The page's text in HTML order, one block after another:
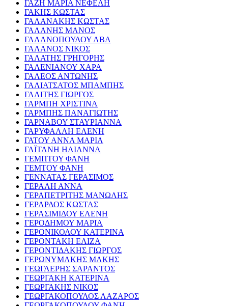
ΓΑΖΗ ΜΑΡΙΑ ΝΕΦΕΛΗ
ΓΑΚΗΣ ΚΩΣΤΑΣ
ΓΑΛΑΝΑΚΗΣ ΚΩΣΤΑΣ
ΓΑΛΑΝΗΣ ΜΑΝΟΣ
ΓΑΛΑΝΟΠΟΥΛΟΥ ΑΒΑ
ΓΑΛΑΝΟΣ ΝΙΚΟΣ
ΓΑΛΑΤΗΣ ΓΡΗΓΟΡΗΣ
ΓΑΛΕΝΙΑΝΟΥ ΧΑΡΑ
ΓΑΛΕΟΣ ΑΝΤΩΝΗΣ
ΓΑΛΙΑΤΣΑΤΟΣ ΜΠΑΜΠΗΣ
ΓΑΛΙΤΗΣ ΓΙΩΡΓΟΣ
ΓΑΡΜΠΗ ΧΡΙΣΤΙΝΑ
ΓΑΡΜΠΗΣ ΠΑΝΑΓΙΩΤΗΣ
ΓΑΡΝΑΒΟΥ ΣΤΑΥΡΙΑΝΝΑ
ΓΑΡΥΦΑΛΛΗ ΕΛΕΝΗ
ΓΑΤΟΥ ΑΝΝΑ ΜΑΡΙΑ
ΓΑΪΤΑΝΗ ΗΛΙΑΝΝΑ
ΓΕΜΠΤΟΥ ΦΑΝΗ
ΓΕΜΤΟΥ ΦΑΝΗ
ΓΕΝΝΑΤΑΣ ΓΕΡΑΣΙΜΟΣ
ΓΕΡΑΛΗ ΑΝΝΑ
ΓΕΡΑΠΕΤΡΙΤΗΣ ΜΑΝΩΛΗΣ
ΓΕΡΑΡΔΟΣ ΚΩΣΤΑΣ
ΓΕΡΑΣΙΜΙΔΟΥ ΕΛΕΝΗ
ΓΕΡΟΔΗΜΟΥ ΜΑΡΙΑ
ΓΕΡΟΝΙΚΟΛΟΥ ΚΑΤΕΡΙΝΑ
ΓΕΡΟΝΤΑΚΗ ΕΛΙΖΑ
ΓΕΡΟΝΤΙΔΑΚΗΣ ΓΙΩΡΓΟΣ
ΓΕΡΩΝΥΜΑΚΗΣ ΜΑΚΗΣ
ΓΕΩΓΛΕΡΗΣ ΣΑΡΑΝΤΟΣ
ΓΕΩΡΓΑΚΗ ΚΑΤΕΡΙΝΑ
ΓΕΩΡΓΑΚΗΣ ΝΙΚΟΣ
ΓΕΩΡΓΑΚΟΠΟΥΛΟΣ ΛΑΖΑΡΟΣ